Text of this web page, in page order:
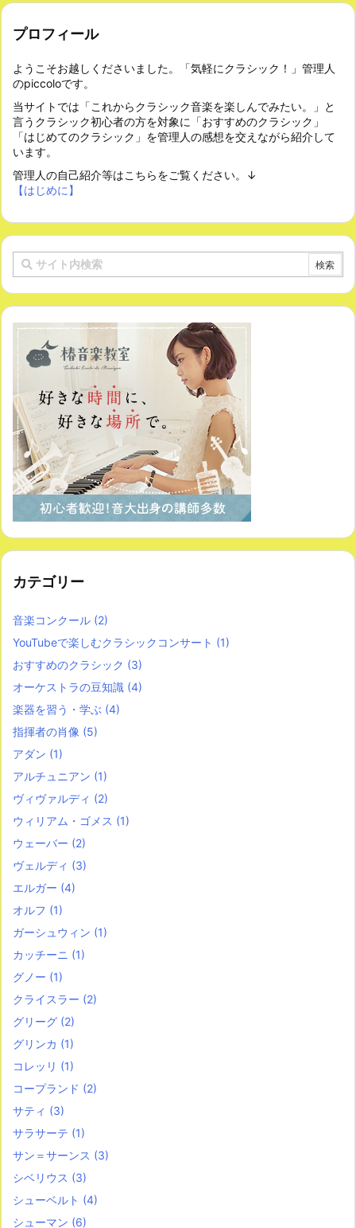
プロフィール
ようこそお越しくださいました。「気軽にクラシック！」管理人
のpiccoloです。
当サイトでは「これからクラシック音楽を楽しんでみたい。」と
言うクラシック初心者の方を対象に「おすすめのクラシック」
「はじめてのクラシック」を管理人の感想を交えながら紹介して
います。
管理人の自己紹介等はこちらをご覧ください。↓
【はじめに】
カテゴリー
音楽コンクール (2)
YouTubeで楽しむクラシックコンサート (1)
おすすめのクラシック (3)
オーケストラの豆知識 (4)
楽器を習う・学ぶ (4)
指揮者の肖像 (5)
アダン (1)
アルチュニアン (1)
ヴィヴァルディ (2)
ウィリアム・ゴメス (1)
ウェーバー (2)
ヴェルディ (3)
エルガー (4)
オルフ (1)
ガーシュウィン (1)
カッチーニ (1)
グノー (1)
クライスラー (2)
グリーグ (2)
グリンカ (1)
コレッリ (1)
コープランド (2)
サティ (3)
サラサーテ (1)
サン＝サーンス (3)
シベリウス (3)
シューベルト (4)
シューマン (6)